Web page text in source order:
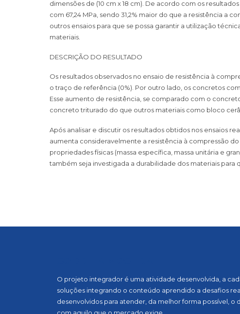
dimensões de (10 cm x 18 cm). De acordo com os
com 67,24 MPa, sendo 31,2% maior do que a resistência a
outros ensaios para que se possa garantir a utilização
materiais.
DESCRIÇÃO DO RESULTADO
Os resultados observados no ensaio de resistência à
o traço de referência (0%). Por outro lado, os concretos
Esse aumento de resistência, se comparado com o
concreto triturado do que outros materiais como bloco
Após analisar e discutir os resultados obtidos nos ensaios
aumenta consideravelmente a resistência à compressão
propriedades físicas (massa específica, massa unitária e
também seja investigada a durabilidade dos materiais
O projeto integrador é uma atividade desenvolvida, a
soluções integrando o conteúdo aprendido a desafios
desenvolvidos para atender, da melhor forma possível,
com aquilo que o mercado exige.